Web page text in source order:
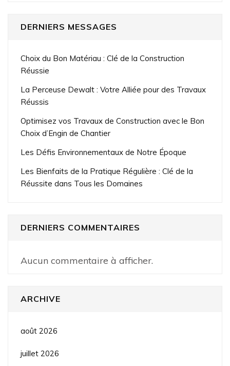
DERNIERS MESSAGES
Choix du Bon Matériau : Clé de la Construction
Réussie
La Perceuse Dewalt : Votre Alliée pour des Travaux
Réussis
Optimisez vos Travaux de Construction avec le Bon
Choix d’Engin de Chantier
Les Défis Environnementaux de Notre Époque
Les Bienfaits de la Pratique Régulière : Clé de la
Réussite dans Tous les Domaines
DERNIERS COMMENTAIRES
Aucun commentaire à afficher.
ARCHIVE
août 2026
juillet 2026